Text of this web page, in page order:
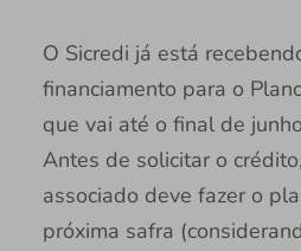
O Sicredi já está
financiamento para o
que vai até o final de
Antes de solicitar o
associado deve fazer o
próxima safra